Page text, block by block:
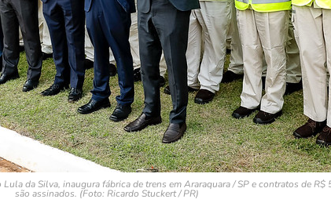
da Silva, inaugura fábrica de trens em Araraquara / SP e contratos de R$
são assinados. (Foto: Ricardo Stuckert / PR)